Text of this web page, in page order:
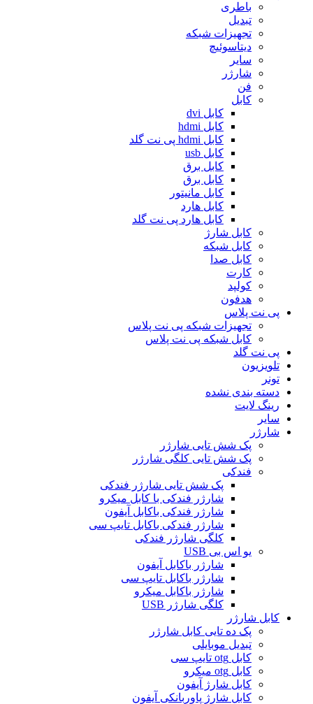
باطری
تبدیل
تجهیزات شبکه
دیتاسوئیچ
سایر
شارژر
فن
کابل
کابل dvi
کابل hdmi
کابل hdmi پی نت گلد
کابل usb
کابل برق
کابل برق
کابل مانیتور
کابل هارد
کابل هارد پی نت گلد
کابل شارژ
کابل شبکه
کابل صدا
کارت
کولپد
هدفون
پی نت پلاس
تجهیزات شبکه پی نت پلاس
کابل شبکه پی نت پلاس
پی نت گلد
تلویزیون
تونر
دسته بندی نشده
رینگ لایت
سایر
شارژر
پک شش تایی شارژر
پک شش تایی کلگی شارژر
فندکی
پک شش تایی شارژر فندکی
شارژر فندکی با کابل میکرو
شارژر فندکی باکابل آیفون
شارژر فندکی باکابل تایپ سی
کلگی شارژر فندکی
یو اس بی USB
شارژر باکابل آیفون
شارژر باکابل تایپ سی
شارژر باکابل میکرو
کلگی شارژر USB
کابل شارژر
پک ده تایی کابل شارژر
تبدیل موبایلی
کابل otg تایپ سی
کابل otg میکرو
کابل شارژ آیفون
کابل شارژ پاوربانکی آیفون